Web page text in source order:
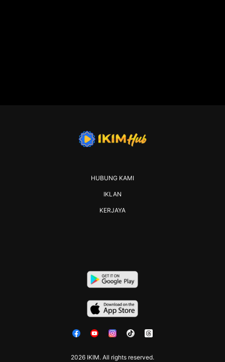
2026 IKIM. All rights reserved.
HUBUNG KAMI
IKLAN
KERJAYA